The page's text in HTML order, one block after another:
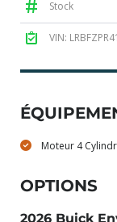
Stock
VIN:
Moteur 4
OPTIONS
2026 Buick